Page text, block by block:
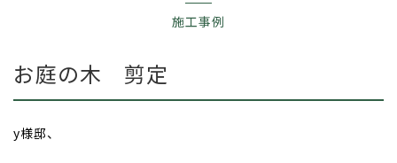
会社概要
お問い合わせ
施工事例
お庭の木 剪定
y様邸、